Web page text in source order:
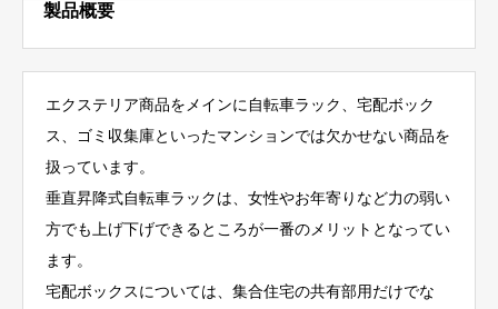
製品概要
エクステリア商品をメインに自転車ラック、宅配ボック
ス、ゴミ収集庫といったマンションでは欠かせない商品を
扱っています。
垂直昇降式自転車ラックは、女性やお年寄りなど力の弱い
方でも上げ下げできるところが一番のメリットとなってい
ます。
宅配ボックスについては、集合住宅の共有部用だけでな